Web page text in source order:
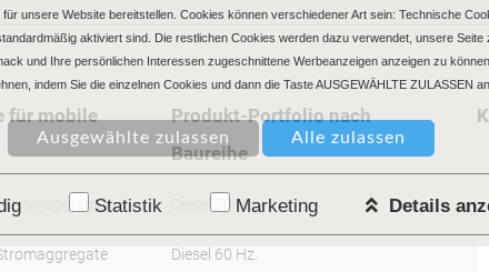
für mobile
Stromaggregate
Produkt-Portfolio nach
Baureihe
Diesel 50 Hz.
Diesel 60 Hz.
unsere Website bereitstellen. Cookies können verschiedener Art sein: Technische
aktiviert sind. Die restlichen Cookies werden dazu verwendet, unsere
und Ihre persönlichen Interessen zugeschnittene Werbeanzeigen anzeigen zu
indem Sie die einzelnen Cookies und dann die Taste AUSGEWÄHLTE ZULASSEN
Statistik Marketing Details